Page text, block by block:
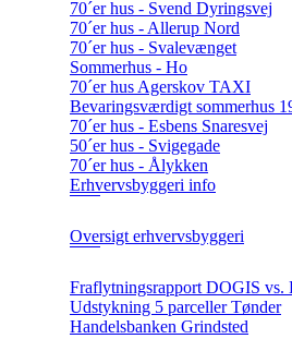
70´er hus - Svend Dyringsvej
70´er hus - Allerup Nord
70´er hus - Svalevænget
Sommerhus - Ho
70´er hus Agerskov TAXI
Bevaringsværdigt sommerhus
70´er hus - Esbens Snaresvej
50´er hus - Svigegade
70´er hus - Ålykken
Erhvervsbyggeri info
Oversigt erhvervsbyggeri
Fraflytningsrapport DOGIS vs.
Udstykning 5 parceller Tønder
Handelsbanken Grindsted